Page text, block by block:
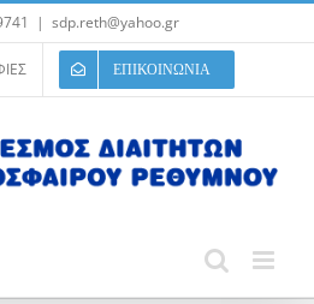
| sdp.reth@yahoo.gr
ΕΠΙΚΟΙΝΩΝΙΑ